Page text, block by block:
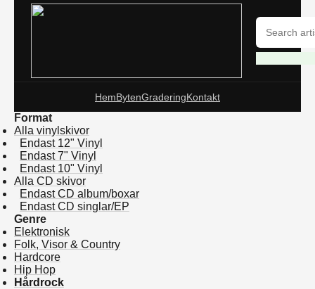
HemBytenGraderingKontakt
Format
Alla vinylskivor
Endast 12" Vinyl
Endast 7" Vinyl
Endast 10" Vinyl
Alla CD skivor
Endast CD album/boxar
Endast CD singlar/EP
Genre
Elektronisk
Folk, Visor & Country
Hardcore
Hip Hop
Hårdrock